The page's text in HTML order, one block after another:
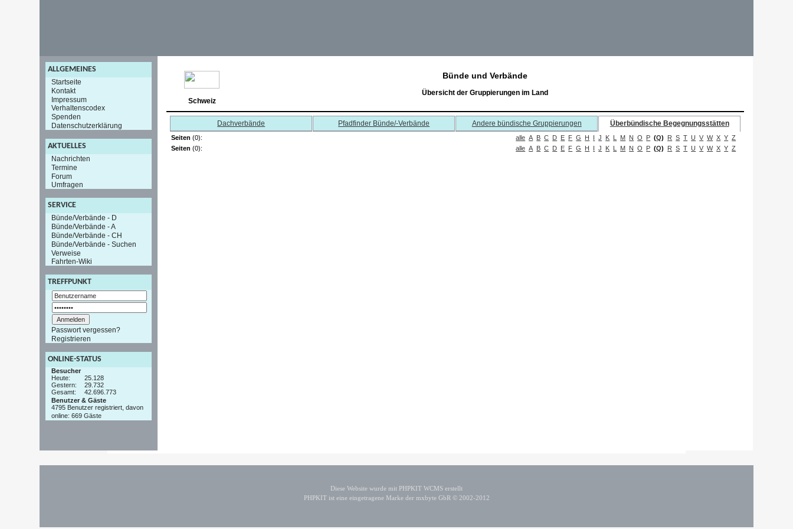
ALLGEMEINES
Startseite
Kontakt
Impressum
Verhaltenscodex
Spenden
Datenschutzerklärung
AKTUELLES
Nachrichten
Termine
Forum
Umfragen
SERVICE
Bünde/Verbände - D
Bünde/Verbände - A
Bünde/Verbände - CH
Bünde/Verbände - Suchen
Verweise
Fahrten-Wiki
TREFFPUNKT
Passwort vergessen?
Registrieren
ONLINE-STATUS
Besucher
Heute:
25.128
Gestern:
29.732
Gesamt:
42.696.773
Benutzer & Gäste
4795 Benutzer registriert, davon
online: 669 Gäste
Schweiz
Bünde und Verbände
Übersicht der Gruppierungen im Land
Dachverbände Pfadfinder Bünde/-Verbände Andere bündische Gruppierungen Überbündische Begegnungsstätten
Seiten (0): alle A B C D E F G H I J K L M N O P (Q) R S T U V W X Y Z
Seiten (0): alle A B C D E F G H I J K L M N O P (Q) R S T U V W X Y Z
Diese Website wurde mit PHPKIT WCMS erstellt
PHPKIT ist eine eingetragene Marke der mxbyte GbR © 2002-2012